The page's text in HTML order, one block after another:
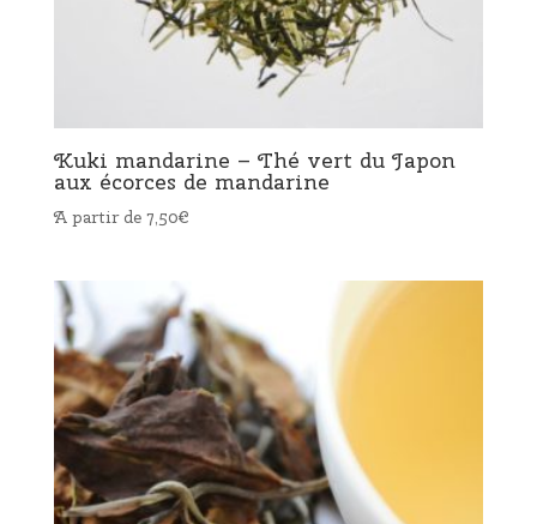
Kuki mandarine – Thé vert du Japon
aux écorces de mandarine
A partir de 7,50€